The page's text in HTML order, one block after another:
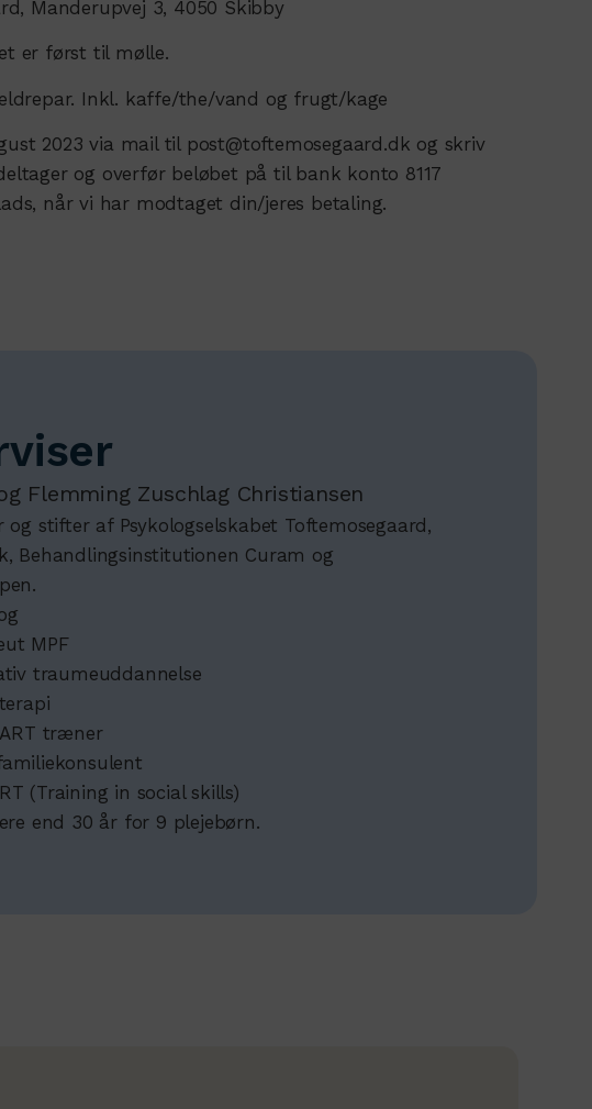
Manderupvej 3, 4050 Skibby
er først til mølle.
Inkl. kaffe/the/vand og frugt/kage
2023 via mail til post@toftemosegaard.dk og skriv
og overfør beløbet på til bank konto 8117
når vi har modtaget din/jeres betaling.
Flemming Zuschlag Christiansen
og stifter af Psykologselskabet Toftemosegaard,
Behandlingsinstitutionen Curam og
MPF
traumeuddannelse
træner
(Training in social skills)
end 30 år for 9 plejebørn.